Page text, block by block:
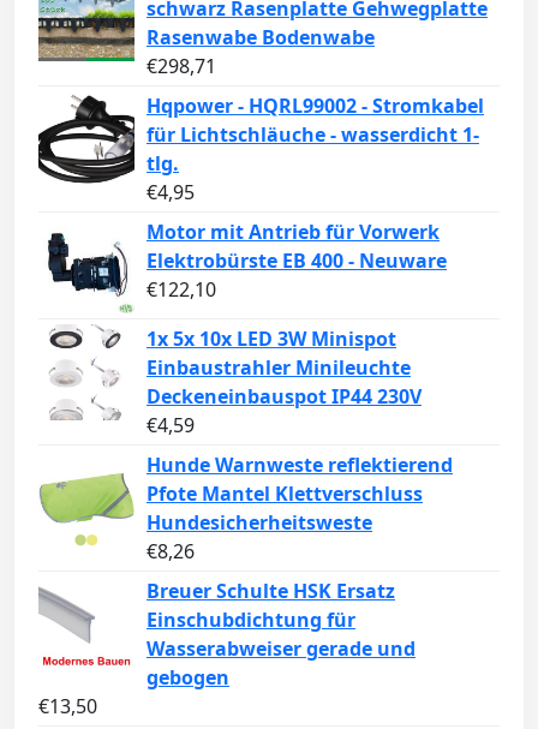
schwarz Rasenplatte Gehwegplatte
Rasenwabe Bodenwabe
€298,71
Hqpower - HQRL99002 - Stromkabel
für Lichtschläuche - wasserdicht 1-
tlg.
€4,95
Motor mit Antrieb für Vorwerk
Elektrobürste EB 400 - Neuware
€122,10
1x 5x 10x LED 3W Minispot
Einbaustrahler Minileuchte
Deckeneinbauspot IP44 230V
€4,59
Hunde Warnweste reflektierend
Pfote Mantel Klettverschluss
Hundesicherheitsweste
€8,26
Breuer Schulte HSK Ersatz
Einschubdichtung für
Wasserabweiser gerade und
gebogen
€13,50